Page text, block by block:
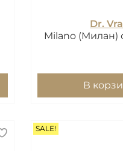
Dr.
Milano (Милан)
В
SALE!